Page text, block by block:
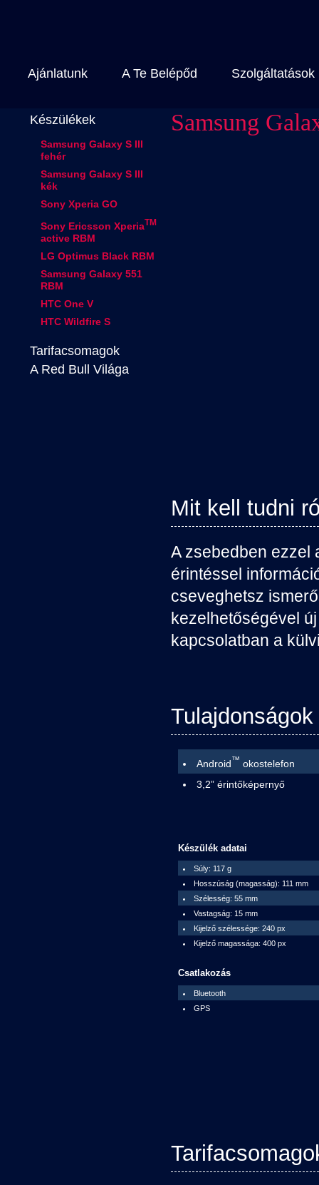
Ajánlatunk A Te Belépőd Szolgáltatások
Készülékek
Samsung Galaxy S III
fehér
Samsung Galaxy S III
kék
Sony Xperia GO
Sony Ericsson XperiaTM
active RBM
LG Optimus Black RBM
Samsung Galaxy 551
RBM
HTC One V
HTC Wildfire S
Tarifacsomagok
A Red Bull Világa
Samsung
Mit kell tudni
A zsebedben ezzel
érintéssel
cseveghetsz
kezelhetőségével
kapcsolatban a
Android™ okostelefon
3,2” érintőképernyő
Készülék adatai
Súly: 117 g
Hosszúság (magasság): 111 mm
Szélesség: 55 mm
Vastagság: 15 mm
Kijelző szélessége: 240 px
Kijelző magassága: 400 px
Csatlakozás
Bluetooth
GPS